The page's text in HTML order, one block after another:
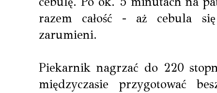
razem całość - aż cebula
zarumieni.
Piekarnik nagrzać do 220
międzyczasie przygotować